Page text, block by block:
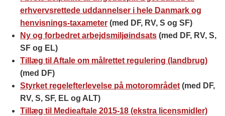
erhvervsrettede uddannelser i hele Danmark og
henvisnings-taxameter (med DF, RV, S og SF)
Ny og forbedret arbejdsmiljøindsats (med DF, RV, S,
SF og EL)
Tillæg til Aftale om målrettet regulering (landbrug)
(med DF)
Styrket regelefterlevelse på motorområdet (med DF,
RV, S, SF, EL og ALT)
Tillæg til Medieaftale 2015-18 (ekstra licensmidler)